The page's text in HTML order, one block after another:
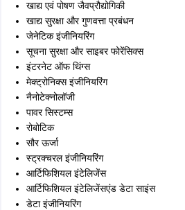
खाद्य एवं पोषण जैवप्रौद्योगिकी
खाद्य सुरक्षा और गुणवत्ता प्रबंधन
जेनेटिक इंजीनियरिंग
सूचना सुरक्षा और साइबर फोरेंसिक्स
इंटरनेट ऑफ थिंग्स
मेक्ट्रोनिक्स इंजीनियरिंग
नैनोटेक्नोलॉजी
पावर सिस्टम्स
रोबोटिक
सौर ऊर्जा
स्ट्रक्चरल इंजीनियरिंग
आर्टिफिशियल इंटेलिजेंस
आर्टिफिशियल इंटेलिजेंसएंड डेटा साइंस
डेटा इंजीनियरिंग